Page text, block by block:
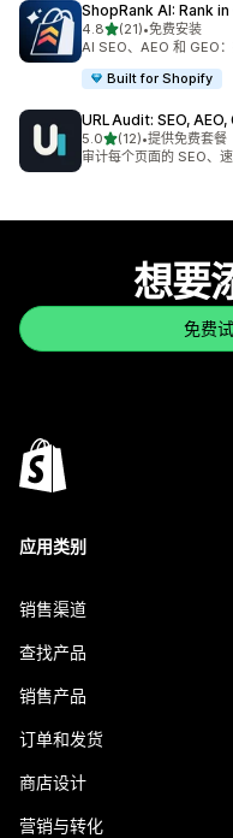
ShopRank AI: Rank
4.8星（满分 5 星）
(21)
总共 21 条评论
•免费安装
AI SEO、AEO 和 GEO
Built for Shopify
URLAudit: SEO, AEO,
5.0星（满分 5 星）
(12)
总共 12 条评论
•提供免费套餐
审计每个页面的 SEO、
想要
免费
应用类别
销售渠道
查找产品
销售产品
订单和发货
商店设计
营销与转化